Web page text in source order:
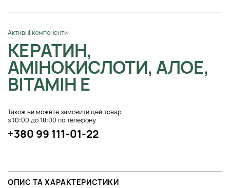
Активні компоненти
КЕРАТИН,
АМІНОКИСЛОТИ, АЛОЕ,
ВІТАМІН Е
Також ви можете замовити цей товар
з 10:00 до 18:00 по телефону
+380 99 111-01-22
ОПИС ТА ХАРАКТЕРИСТИКИ